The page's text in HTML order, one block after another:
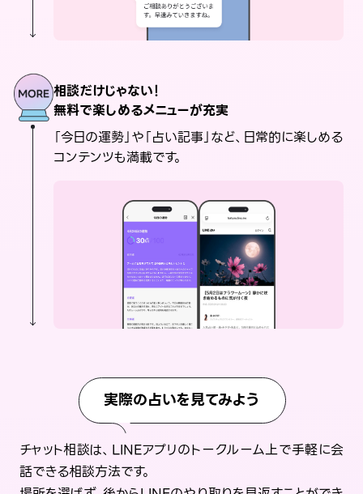
相談だけじゃない！
無料で楽しめるメニューが充実
「今日の運勢」や「占い記事」など、日常的に楽しめる
コンテンツも満載です。
実際の占いを見てみよう
チャット相談は、LINEアプリのトークルーム上で手軽に会
話できる相談方法です。